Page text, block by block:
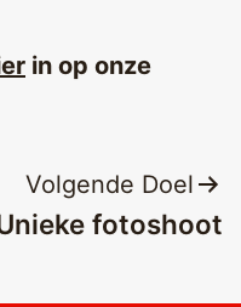
in op onze
Volgende Doel
fotoshoot